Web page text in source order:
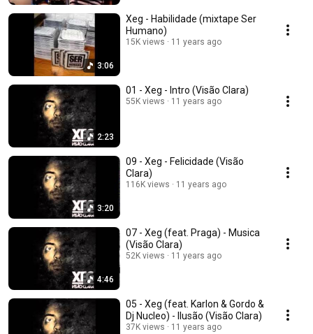
3:06
Xeg - Habilidade (mixtape Ser
Humano)
15K views 11 years ago
2:23
01 - Xeg - Intro (Visão Clara)
55K views 11 years ago
3:20
09 - Xeg - Felicidade (Visão
Clara)
116K views 11 years ago
4:46
07 - Xeg (feat. Praga) - Musica
(Visão Clara)
52K views 11 years ago
05 - Xeg (feat. Karlon & Gordo &
Dj Nucleo) - Ilusão (Visão Clara)
37K views 11 years ago